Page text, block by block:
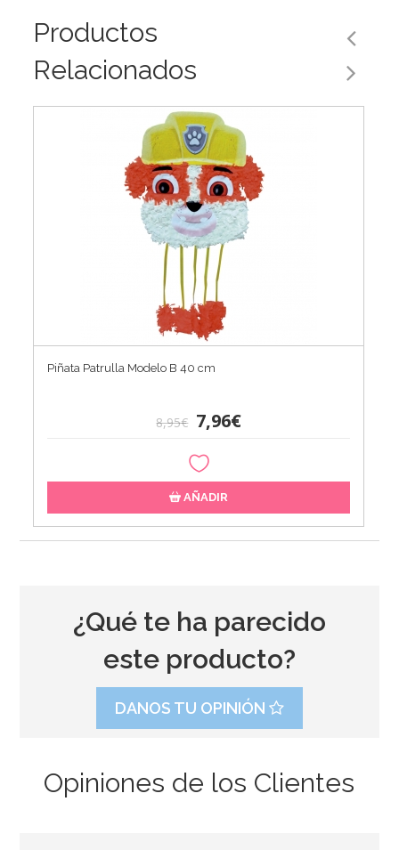
Productos
Relacionados
Piñata Patrulla Modelo B 40 cm
8,95€ 7,96€
AÑADIR
¿Qué te ha parecido
este producto?
DANOS TU OPINIÓN
Opiniones de los Clientes